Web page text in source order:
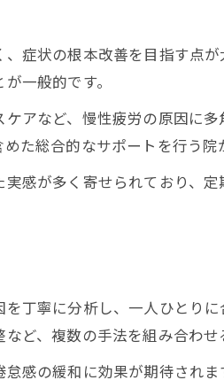
鍼灸整骨院の比較表
鍼灸整骨院活用法
性が働く人に人気な理由
営業時間のポイント
な鍼灸整骨院の選び方
灸整骨院の特徴
灸整骨院の見極め方
体系や割引制度を解説
症状の根本改善を目指す点
一般的です。
アなど、慢性疲労の原因に
た総合的なサポートを行う院
感が多く寄せられており、
寧に分析し、一人ひとりに
ど、複数の手法を組み合わせ
感の緩和に効果が期待され
はこちら
はこちら